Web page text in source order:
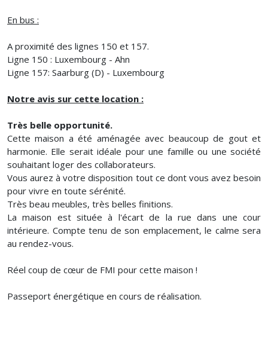
En bus :
A proximité des lignes 150 et 157.
Ligne 150 : Luxembourg - Ahn
Ligne 157: Saarburg (D) - Luxembourg
Notre avis sur cette location :
Très belle opportunité.
Cette maison a été aménagée avec beaucoup de gout et
harmonie. Elle serait idéale pour une famille ou une société
souhaitant loger des collaborateurs.
Vous aurez à votre disposition tout ce dont vous avez besoin
pour vivre en toute sérénité.
Très beau meubles, très belles finitions.
La maison est située à l'écart de la rue dans une cour
intérieure. Compte tenu de son emplacement, le calme sera
au rendez-vous.
Réel coup de cœur de FMI pour cette maison !
Passeport énergétique en cours de réalisation.